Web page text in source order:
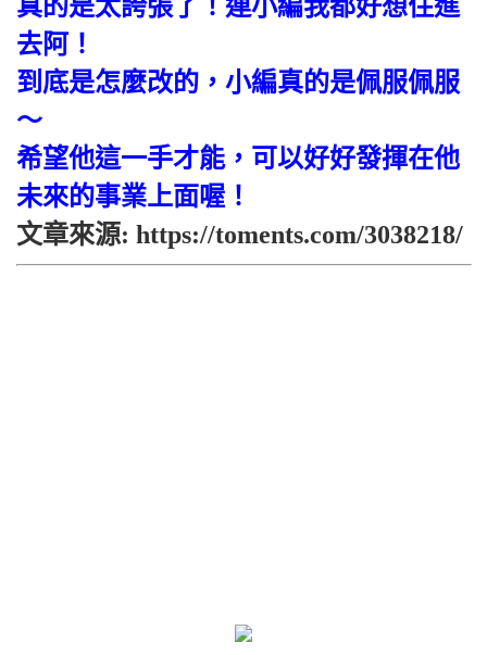
真的是太誇張了！連小編我都好想住進
去阿！
到底是怎麼改的，小編真的是佩服佩服
～
希望他這一手才能，可以好好發揮在他
未來的事業上面喔！
文章來源: https://toments.com/3038218/